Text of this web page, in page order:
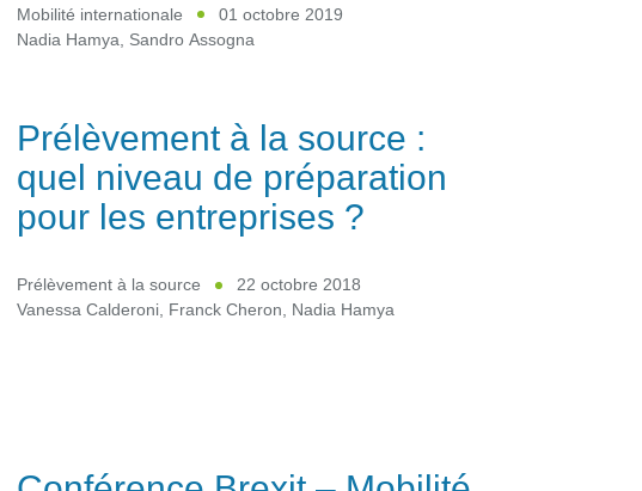
Mobilité internationale
01 octobre 2019
Nadia Hamya Sandro Assogna
Prélèvement à la source :
quel niveau de préparation
pour les entreprises ?
Prélèvement à la source
22 octobre 2018
Vanessa Calderoni, Franck Cheron, Nadia Hamya